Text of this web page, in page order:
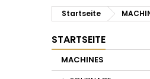
Startseite
STARTSEITE
MACHINES